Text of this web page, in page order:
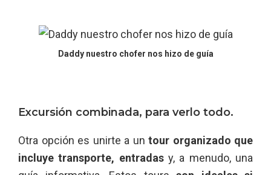
Daddy nuestro chofer nos hizo de guía
Excursión combinada, para verlo todo.
Otra opción es unirte a un tour organizado que
incluye transporte, entradasy, a menudo, una